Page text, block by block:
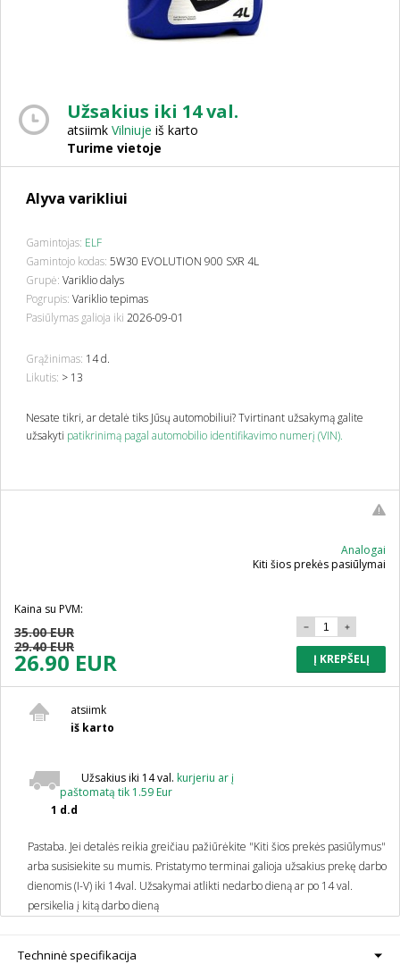
Užsakius iki 14 val.
atsiimk Vilniuje iš karto
Turime vietoje
Alyva varikliui
Gamintojas: ELF
Gamintojo kodas: 5W30 EVOLUTION 900 SXR 4L
Grupė: Variklio dalys
Pogrupis: Variklio tepimas
Pasiūlymas galioja iki 2026-09-01
Grąžinimas: 14 d.
Likutis: > 13
Nesate tikri, ar detalė tiks Jūsų automobiliui? Tvirtinant užsakymą galite
užsakyti patikrinimą pagal automobilio identifikavimo numerį (VIN).
Analogai
Kiti šios prekės pasiūlymai
Kaina su PVM:
35.00 EUR
29.40 EUR
26.90 EUR Į KREPŠELĮ
atsiimk
iš karto
Užsakius iki 14 val. kurjeriu ar į
paštomatą tik 1.59 Eur
1 d.d
Pastaba. Jei detalės reikia greičiau pažiūrėkite "Kiti šios prekės pasiūlymus"
arba susisiekite su mumis. Pristatymo terminai galioja užsakius prekę darbo
dienomis (I-V) iki 14val. Užsakymai atlikti nedarbo dieną ar po 14 val.
persikelia į kitą darbo dieną
Techninė specifikacija